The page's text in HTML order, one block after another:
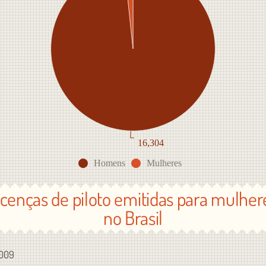
Homens Mulheres
16,304
de piloto emitidas para
no Brasil